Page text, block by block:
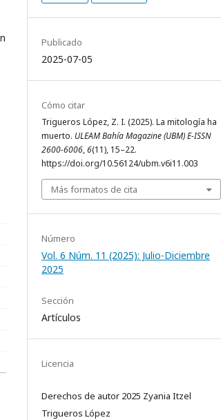
Publicado
2025-07-05
Cómo citar
Trigueros López, Z. I. (2025). La mitología ha
muerto. ULEAM Bahía Magazine (UBM) E-ISSN
2600-6006,6(11), 15–22.
https://doi.org/10.56124/ubm.v6i11.003
Más formatos de cita
Número
Vol. 6 Núm. 11 (2025): Julio-Diciembre
2025
Sección
Artículos
Licencia
Derechos de autor 2025 Zyania Itzel
Trigueros López